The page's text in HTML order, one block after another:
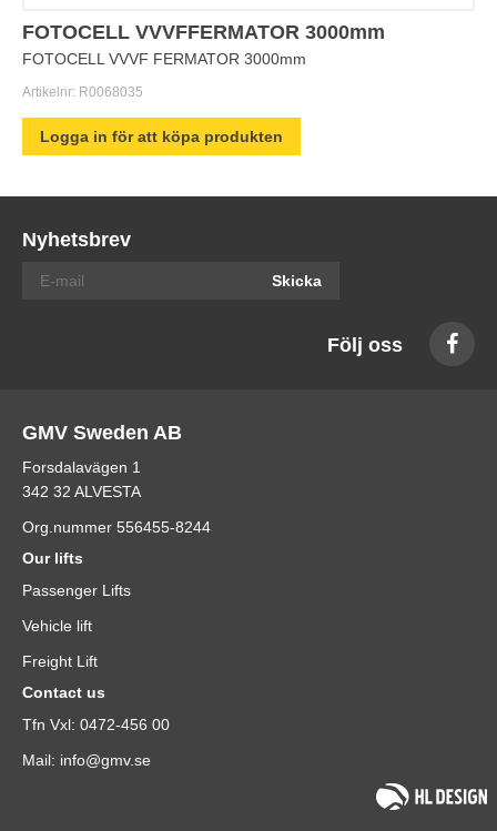
FOTOCELL VVVFFERMATOR 3000mm
FOTOCELL VVVF FERMATOR 3000mm
Artikelnr: R0068035
Logga in för att köpa produkten
Nyhetsbrev
Skicka
Följ oss
GMV Sweden AB
Forsdalavägen 1
342 32 ALVESTA
Org.nummer 556455-8244
Our lifts
Passenger Lifts
Vehicle lift
Freight Lift
Contact us
Tfn Vxl: 0472-456 00
Mail: info@gmv.se